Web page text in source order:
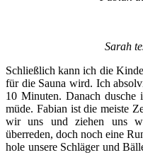
Sarah
Schließlich kann ich die
für die Sauna wird. Ich
10 Minuten. Danach
müde. Fabian ist die meiste
wir uns und ziehen uns
überreden, doch noch eine
hole unsere Schläger und